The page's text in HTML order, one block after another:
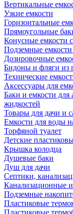
Вертикальные
Узкие емкости
Горизонтальные
Прямоугольные
Конусные
Подземные
Дозировочные
Бидоны и фляги из
Технические
Аксессуары для
Баки и емкости
жидкостей
Товары для дачи и
Емкости для воды
Торфяной туалет
Детские
Крышка колодца
Душевые баки
Душ для дачи
Септики,
Канализационные
Подземные
Пластиковые
Пластиковые